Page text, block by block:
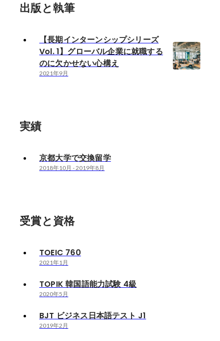
出版と執筆
【長期インターンシップシリーズ
Vol. 1】グローバル企業に就職する
のに欠かせない心構え
2021年9月
実績
京都大学で交換留学
2018年10月 -2019年8月
受賞と資格
TOEIC 760
2021年1月
TOPIK 韓国語能力試験 4級
2020年5月
BJT ビジネス日本語テスト J1
2019年2月